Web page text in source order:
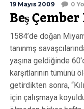
19 Mayıs 2009 0
Beş
1584’de doğan
tanınmş
yaşına geldiğinde
karşıtlarının tümünü
getirdikten sonra,
için çalışmaya